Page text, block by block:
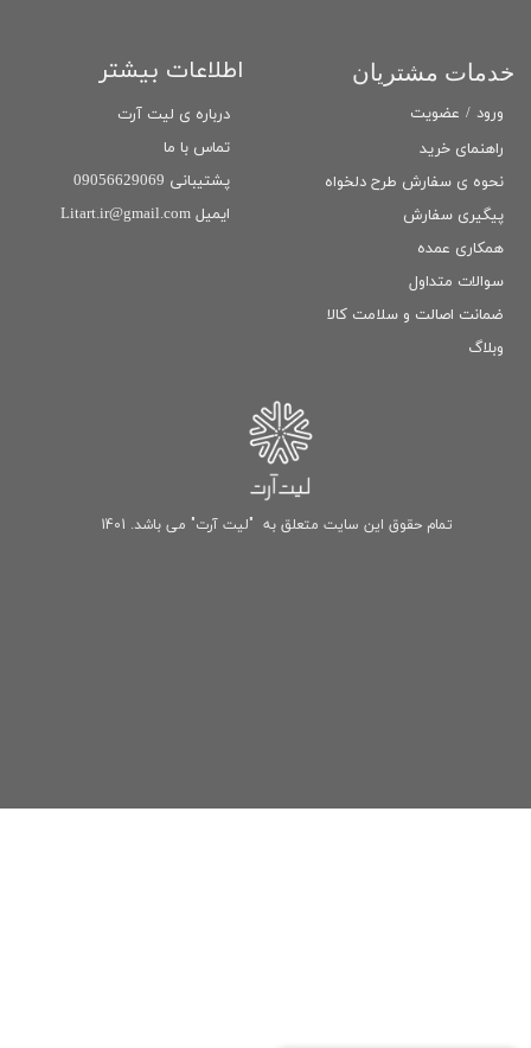
راهنمای خرید
نحوه ی سفارش طرح دلخواه
پیگیری سفارش
همکاری عمده
سوالات متداول
ضمانت اصالت و سلامت كالا
وبلاگ
خدمات مشتریان اطلاعات بیشتر
درباره ی لیت آرت
تماس با ما
پشتیبانی 09056629069
ایمیل Litart.ir@gmail.com
تمام حقوق این سایت متعلق به "لیت آرت" می باشد. 1401
ورود / عضویت